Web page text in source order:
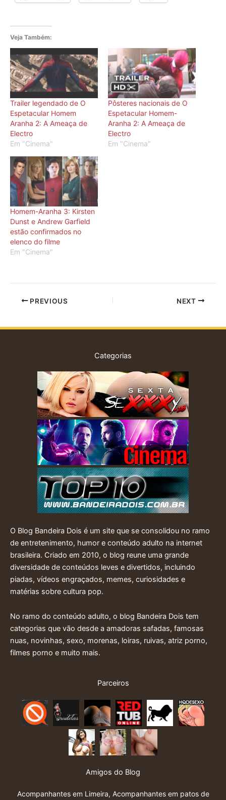
Veja Também:
Trailer legendado de O
Espetacular Homem
Aranha 2: A Ameaça de
Electro
Em "Cinema"
Pôsteres nacionais de O
Espetacular Homem-
Aranha 2: A Ameaça de
Electro
Em "Cinema"
Homem-Aranha 3: Kirsten
Dunst e Andrew Garfield
estão confirmados no
elenco do filme
Em "Cinema"
PREVIOUS NEXT
Categorias
O Blog Bandeira Dois é um site que se consolidou no ramo
de entretenimento, humor e conteúdo adulto na internet
brasileira. Criado em 2010, o blog reune uma grande
diversidade de conteúdos leves e divertidos, incluindo
piadas, vídeos engraçados, memes, curiosidades e
matérias sobre cultura pop.
No ramo do conteúdo adulto, o blog Bandeira Dois tem
categorias que vão desde a amadoras safadas, famosas
nuas, novinhas, sexo, morenas, loiras, ruivas, atriz porno,
filmes porno e muito mais.
Parceiros
Amigos do Blog
Acompanhantes em Limeira, Acompanhantes em patos de